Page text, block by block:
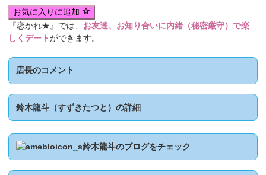
お気に入りに追加
『恋かれ★』では、 お友達、お知り合いに内緒（秘密厳守）で楽
しくデートができます。
店長のコメント
鈴木龍斗（すずきたつと）の詳細
鈴木龍斗のブログをチェック